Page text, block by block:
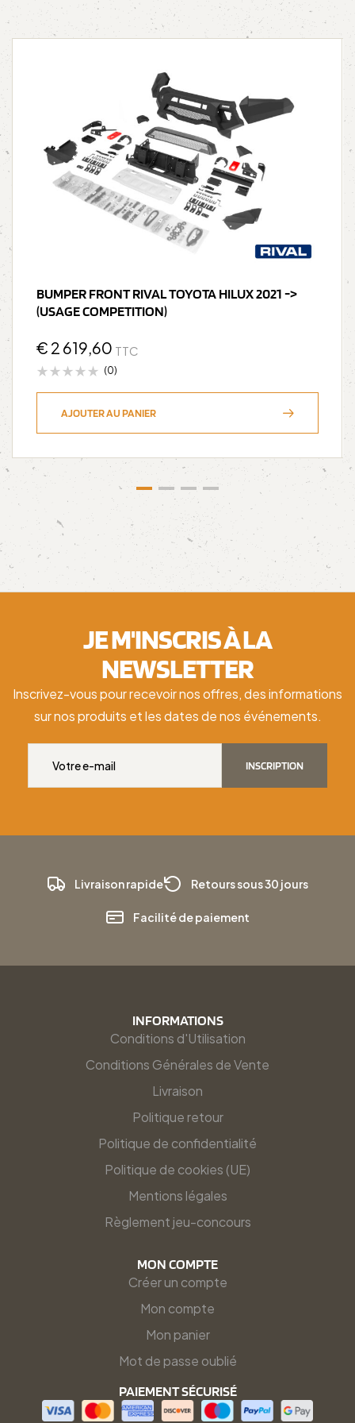
BUMPER FRONT RIVAL TOYOTA HILUX 2021 ->
(USAGE COMPETITION)
€ 2 619,60 TTC
(0)
AJOUTER AU PANIER
JE M'INSCRIS À LA
NEWSLETTER
Inscrivez-vous pour recevoir nos offres, des informations
sur nos produits et les dates de nos événements.
INSCRIPTION
Livraison rapide Retours sous 30 jours
Facilité de paiement
INFORMATIONS
Conditions d'Utilisation
Conditions Générales de Vente
Livraison
Politique retour
Politique de confidentialité
Politique de cookies (UE)
Mentions légales
Règlement jeu-concours
MON COMPTE
Créer un compte
Mon compte
Mon panier
Mot de passe oublié
PAIEMENT SÉCURISÉ